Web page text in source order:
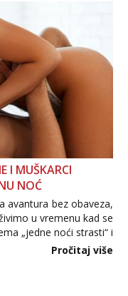
I MUŠKARCI
NOĆ
avantura bez obaveza,
u vremenu kad se
„jedne noći strasti“ i
misle žene, a što
Pročitaj više